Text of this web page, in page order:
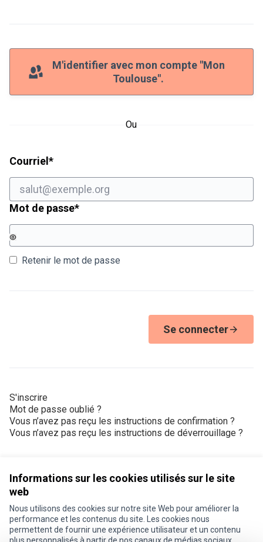
Informations sur les cookies utilisés sur le site
web
Nous utilisons des cookies sur notre site Web pour améliorer la
performance et les contenus du site. Les cookies nous
permettent de fournir une expérience utilisateur et un contenu
M'identifier avec mon compte "Mon
Toulouse".
Ou
Courriel *Champ obligatoire
Mot de passe*Champ obligatoire
Retenir le mot de passe
Se connecter
S'inscrire
Mot de passe oublié ?
Vous n’avez pas reçu les instructions de confirmation ?
Vous n’avez pas reçu les instructions de déverrouillage ?
Conditions d'utilisation
Paramètres des cookies
Je participe ! sur X
Je participe ! sur Facebook
Je participe ! sur Instagram